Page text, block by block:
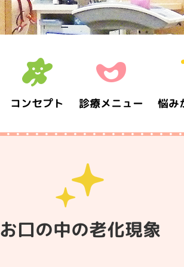
コンセプト 診療メニュー 悩み
お口の中の老化現象